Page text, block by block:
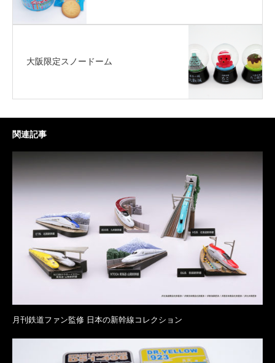
大阪限定スノードーム
関連記事
月刊鉄道ファン監修 日本の新幹線コレクション